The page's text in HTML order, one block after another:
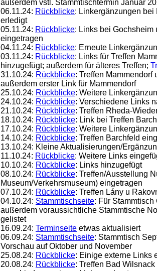
außerdem vstl. Stammtischtermin Januar
06.11.24: Rückblicke: Linkergänzungen
erledigt
05.11.24: Rückblicke: Links bei Gochsheim
eingetragen
04.11.24: Rückblicke: Erneute
03.11.24: Rückblicke: Links für Treffen
hinzugefügt; außerdem für älteres Treffen;
31.10.24: Rückblicke: Treffen Mammendorf
außerdem erster Link für Mammendorf
25.10.24: Rückblicke: Weitere
24.10.24: Rückblicke: Verschiedene Links
21.10.24: Rückblicke: Treffen Rheda-
18.10.24: Rückblicke: Link bei Treffen
17.10.24: Rückblicke: Weitere
14.10.24: Rückblicke: Treffen Barchfeld
13.10.24: Kleine Aktualisierungen/
11.10.24: Rückblicke: Weitere Links
10.10.24: Rückblicke: Links hinzugefügt
08.10.24: Rückblicke: Treffen/Ausstellung
Museum/Verkehrsmuseum) eingetragen
07.10.24: Rückblicke: Treffen Lány u
04.10.24: Stammtischseite: Für
außerdem voraussichtliche Stammtische
gelistet
16.09.24: Terminseite etwas aktualisiert
06.09.24: Stammtischseite: Stammtisch
Vorschau auf Oktober und November
25.08.24: Rückblicke: Einige externe Links
20.08.24: Rückblicke: Treffen Bad